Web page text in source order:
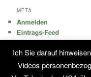
META
Anmelden
Eintrags-Feed
Kommentar-Feed
WordPress.org
Ich Sie darauf
Videos